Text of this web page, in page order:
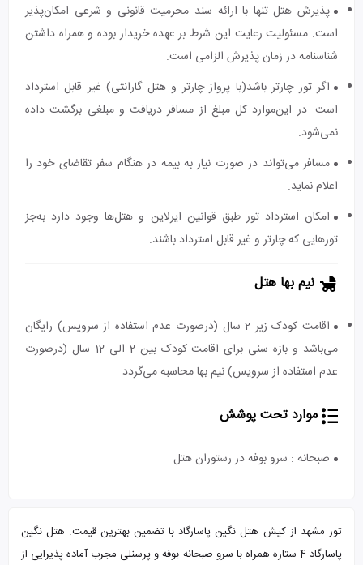
پذیرش هتل تنها با ارائه سند محرمیت قانونی و شرعی امکان‌پذیر
است. مسئولیت رعایت این شرط بر عهده خریدار بوده و همراه داشتن
شناسنامه در زمان پذیرش الزامی است.
اگر تور چارتر باشد(با پرواز چارتر و هتل گارانتی) غیر قابل استرداد
است. در این‌موارد کل مبلغ از مسافر دریافت و مبلغی برگشت داده
نمی‌شود.
مسافر می‌تواند در صورت نیاز به بیمه در هنگام سفر تقاضای خود را
اعلام نماید.
امکان استرداد تور طبق قوانین ایرلاین و هتل‌ها وجود دارد به‌جز
تورهایی که چارتر و غیر قابل استرداد باشند.
نیم بها هتل
اقامت کودک زیر 2 سال (درصورت عدم استفاده از سرویس) رایگان
می‌باشد و بازه سنی برای اقامت کودک بین 2 الی 12 سال (درصورت
عدم استفاده از سرویس) نیم بها محاسبه می‌گردد.
موارد تحت پوشش
صبحانه : سرو بوفه در رستوران هتل
تور مشهد از کیش هتل نگین پاسارگاد با تضمین بهترین قیمت. هتل نگین
پاسارگاد 4 ستاره همراه با سرو صبحانه بوفه و پرسنلی مجرب آماده پذیرایی از